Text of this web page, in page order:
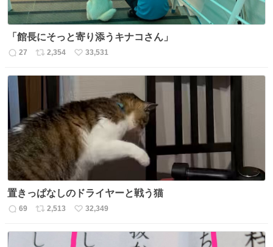
「館長にそっと寄り添うキナコさん」
返
数
27
リ
数
2,354
い
33,531
置きっぱなしのドライヤーと戦う猫
返
数
69
リ
ス
2,513
い
ね
32,349